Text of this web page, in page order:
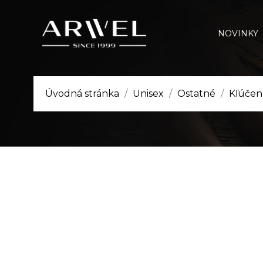
NOVINKY
Úvodná stránka Unisex Ostatné